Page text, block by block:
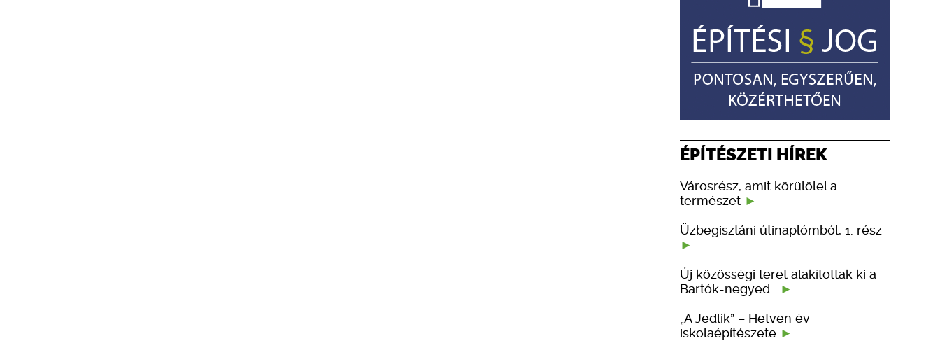
ÉPÍTÉSZETI HÍREK
Városrész, amit körülölel a
természet
Üzbegisztáni útinaplómból, 1. rész
Új közösségi teret alakítottak ki a
Bartók-negyed…
„A Jedlik” – Hetven év
iskolaépítészete